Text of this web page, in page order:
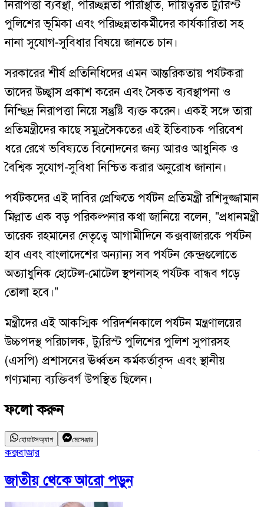
নিরাপত্তা ব্যবস্থা, পরিচ্ছন্নতা পরিস্থিতি, দায়িত্বরত ট্যুরিস্ট
পুলিশের ভূমিকা এবং পরিচ্ছন্নতাকর্মীদের কার্যকারিতা সহ
নানা সুযোগ-সুবিধার বিষয়ে জানতে চান।
সরকারের শীর্ষ প্রতিনিধিদের এমন আন্তরিকতায় পর্যটকরা
তাদের উচ্ছ্বাস প্রকাশ করেন এবং সৈকত ব্যবস্থাপনা ও
নিশ্ছিদ্র নিরাপত্তা নিয়ে সন্তুষ্টি ব্যক্ত করেন। একই সঙ্গে তারা
প্রতিমন্ত্রীদের কাছে সমুদ্রসৈকতের এই ইতিবাচক পরিবেশ
ধরে রেখে ভবিষ্যতে বিনোদনের জন্য আরও আধুনিক ও
বৈশ্বিক সুযোগ-সুবিধা নিশ্চিত করার অনুরোধ জানান।
পর্যটকদের এই দাবির প্রেক্ষিতে পর্যটন প্রতিমন্ত্রী রশিদুজ্জামান
মিল্লাত এক বড় পরিকল্পনার কথা জানিয়ে বলেন, "প্রধানমন্ত্রী
তারেক রহমানের নেতৃত্বে আগামীদিনে কক্সবাজারকে পর্যটন
হাব এবং বাংলাদেশের অন্যান্য সব পর্যটন কেন্দ্রগুলোতে
অত্যাধুনিক হোটেল-মোটেল স্থপনাসহ পর্যটক বান্ধব গড়ে
তোলা হবে।"
মন্ত্রীদের এই আকস্মিক পরিদর্শনকালে পর্যটন মন্ত্রণালয়ের
উচ্চপদস্থ পরিচালক, ট্যুরিস্ট পুলিশের পুলিশ সুপারসহ
(এসপি) প্রশাসনের ঊর্ধ্বতন কর্মকর্তাবৃন্দ এবং স্থানীয়
গণ্যমান্য ব্যক্তিবর্গ উপস্থিত ছিলেন।
ফলো করুন
হোয়াটসঅ্যাপ মেসেঞ্জার
কক্সবাজার
জাতীয়থেকে আরো পড়ুন